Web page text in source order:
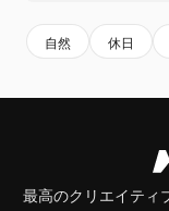
自然 休日
最高のクリエイティ